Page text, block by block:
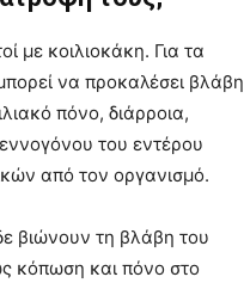
με κοιλιοκάκη. Για τα
να προκαλέσει βλάβη
πόνο, διάρροια,
του εντέρου
από τον οργανισμό.
βιώνουν τη βλάβη του
κόπωση και πόνο στο